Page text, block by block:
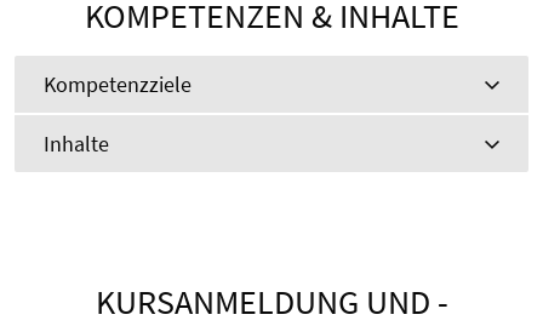
KOMPETENZEN & INHALTE
Kompetenzziele
Inhalte
KURSANMELDUNG UND -